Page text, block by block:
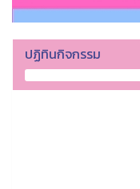
ปฏิทินกิจกรรม